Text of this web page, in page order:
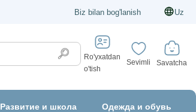
Biz bilan bog'lanish Uz
Ro'yxatdan
o'tish
Sevimli Savatcha
Развитие и школа Одежда и обувь